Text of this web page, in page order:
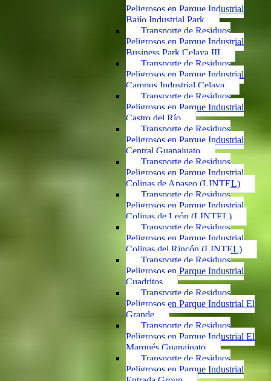
Peligrosos en Parque Industrial
Bajío Industrial Park
Transporte de Residuos
Peligrosos en Parque Industrial
Business Park Celaya III
Transporte de Residuos
Peligrosos en Parque Industrial
Campus Industrial Celaya
Transporte de Residuos
Peligrosos en Parque Industrial
Castro del Río
Transporte de Residuos
Peligrosos en Parque Industrial
Central Guanajuato
Transporte de Residuos
Peligrosos en Parque Industrial
Colinas de Apaseo (LINTEL)
Transporte de Residuos
Peligrosos en Parque Industrial
Colinas de León (LINTEL)
Transporte de Residuos
Peligrosos en Parque Industrial
Colinas del Rincón (LINTEL)
Transporte de Residuos
Peligrosos en Parque Industrial
Cuadritos
Transporte de Residuos
Peligrosos en Parque Industrial El
Grande
Transporte de Residuos
Peligrosos en Parque Industrial El
Marqués Guanajuato
Transporte de Residuos
Peligrosos en Parque Industrial